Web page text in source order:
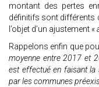
montant des pertes
définitifs sont différents
l’objet d’un ajustement «
Rappelons enfin que
moyenne entre 2017 et
est effectué en faisant
par les communes